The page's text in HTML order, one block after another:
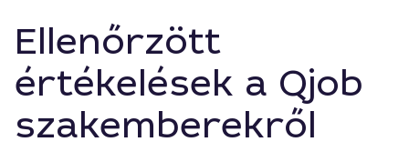
Ellenőrzött
értékelések a Qjob
szakemberekről